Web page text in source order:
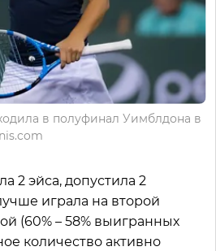
в полуфинал Уимблдона в
2 эйса, допустила 2
играла на второй
(60% – 58% выигранных
количество активно